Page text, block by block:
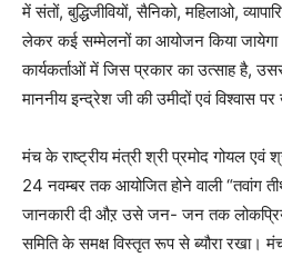
में संतों, बुद्धिजीवियों, सैनिको, महिलाओ,
लेकर कई सम्मेलनों का आयोजन किया
कार्यकर्ताओं में जिस प्रकार का उत्साह है,
माननीय इन्द्रेश जी की उमीदों एवं विश्वास
मंच के राष्ट्रीय मंत्री श्री प्रमोद गोयल एवं
24 नवम्बर तक आयोजित होने वाली “तवांग
जानकारी दी औऱ उसे जन- जन तक लोकप्रिय
समिति के समक्ष विस्तृत रूप से ब्यौरा रखा। मंच